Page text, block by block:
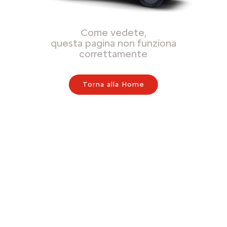
Come vedete,
questa pagina non funziona
correttamente
Torna alla Home